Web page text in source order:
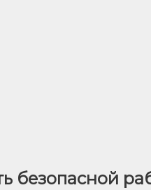
безопасной